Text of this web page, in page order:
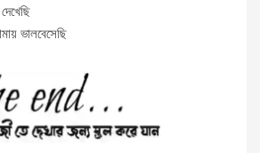
ভালবেসেছি